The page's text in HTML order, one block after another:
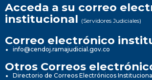
Acceda a su correo
institucional (Servidores Judiciales)
Correo electrónico
info@cendoj.ramajudicial.gov.co
Otros Correos
Directorio de Correos Electrónicos